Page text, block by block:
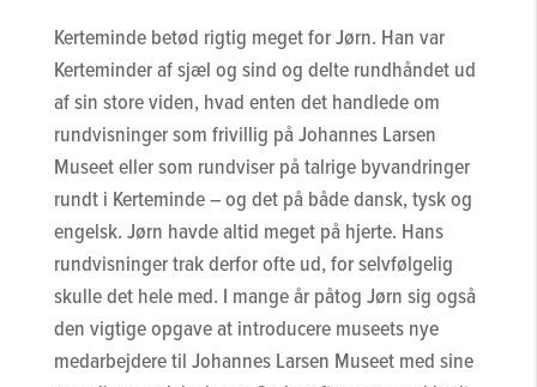
Kerteminde betød rigtig meget for Jørn. Han var
Kerteminder af sjæl og sind og delte rundhåndet ud
af sin store viden, hvad enten det handlede om
rundvisninger som frivillig på Johannes Larsen
Museet eller som rundviser på talrige byvandringer
rundt i Kerteminde – og det på både dansk, tysk og
engelsk. Jørn havde altid meget på hjerte. Hans
rundvisninger trak derfor ofte ud, for selvfølgelig
skulle det hele med. I mange år påtog Jørn sig også
den vigtige opgave at introducere museets nye
medarbejdere til Johannes Larsen Museet med sine